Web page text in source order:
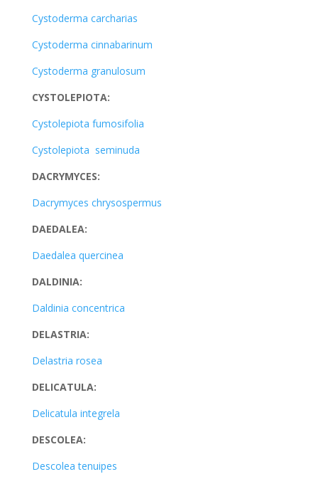
Cystoderma carcharias
Cystoderma cinnabarinum
Cystoderma granulosum
CYSTOLEPIOTA:
Cystolepiota fumosifolia
Cystolepiota seminuda
DACRYMYCES:
Dacrymyces chrysospermus
DAEDALEA:
Daedalea quercinea
DALDINIA:
Daldinia concentrica
DELASTRIA:
Delastria rosea
DELICATULA:
Delicatula integrela
DESCOLEA:
Descolea tenuipes